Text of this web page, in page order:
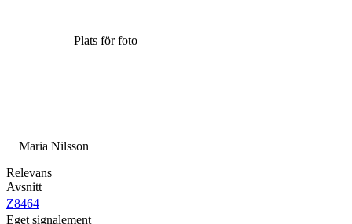
Plats för foto
Maria Nilsson
Relevans
Avsnitt
Z8464
Eget signalement